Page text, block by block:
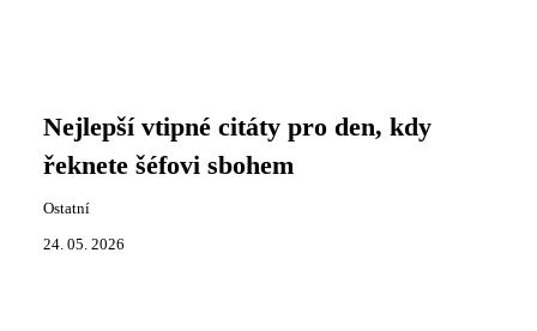
Nejlepší vtipné citáty pro den, kdy
řeknete šéfovi sbohem
Ostatní
24. 05. 2026